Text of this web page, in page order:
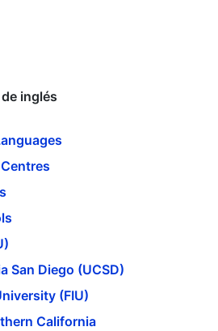
inglés
San Diego (UCSD)
(FIU)
California